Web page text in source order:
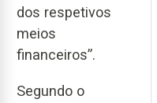
dos respetivos
meios
financeiros”.
Segundo o